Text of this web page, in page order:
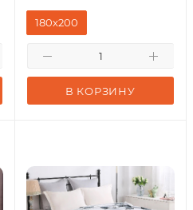
В КОРЗИНУ
180х200